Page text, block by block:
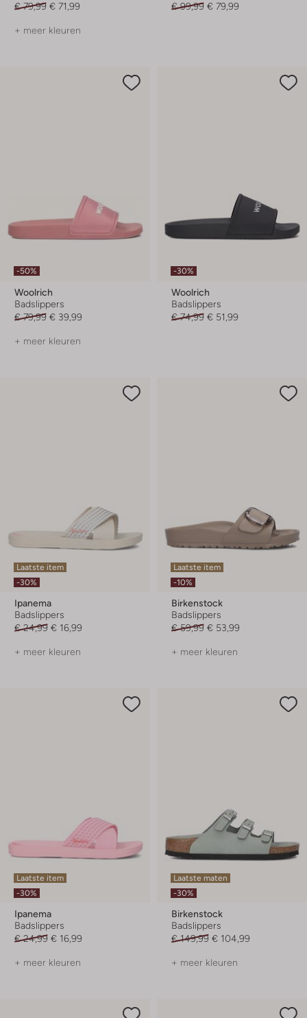
€ 79,99 € 71,99
+ meer kleuren
€ 99,99 € 79,99
-50%
Woolrich
Badslippers
€ 79,99 € 39,99
+ meer kleuren
-30%
Woolrich
Badslippers
€ 74,99 € 51,99
Laatste item
-30%
Ipanema
Badslippers
€ 24,99 € 16,99
+ meer kleuren
Laatste item
-10%
Birkenstock
Badslippers
€ 59,99 € 53,99
+ meer kleuren
Laatste item
-30%
Ipanema
Badslippers
€ 24,99 € 16,99
+ meer kleuren
Laatste maten
-30%
Birkenstock
Badslippers
€ 149,99 € 104,99
+ meer kleuren